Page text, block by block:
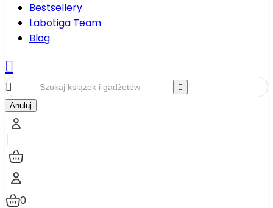
Bestsellery
Labotiga Team
Blog



Anuluj
0